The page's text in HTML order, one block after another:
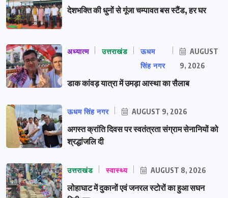
देशभक्ति की धुनों से गूंजा चम्पावत बस स्टैंड, हर घर
अध्यात्म उत्तराखंड
ऊधम
सिंह नगर
AUGUST
9, 2026
डाक कांवड़ यात्रा में उमड़ा आस्था का सैलाब
ऊधम सिंह नगर AUGUST 9, 2026
अगस्त क्रांति दिवस पर स्वतंत्रता संग्राम सेनानियों को
श्रद्धांजलि दी
उत्तराखंड स्वास्थ्य AUGUST 8, 2026
लोहाघाट में दुकानों एवं जनरल स्टोरों का हुआ सघन